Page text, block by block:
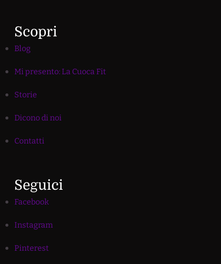
Scopri
Blog
Mi presento: La Cuoca Fit
Storie
Dicono di noi
Contatti
Seguici
Facebook
Instagram
Pinterest